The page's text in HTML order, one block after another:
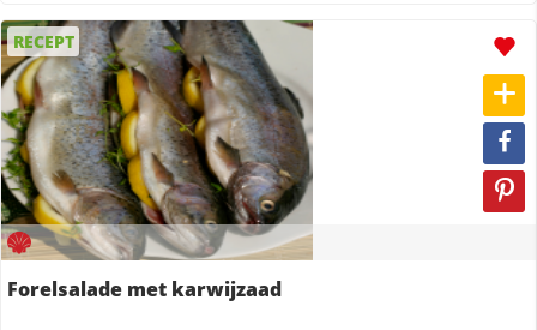
RECEPT
Forelsalade met karwijzaad